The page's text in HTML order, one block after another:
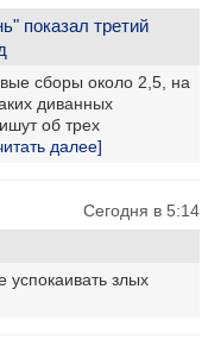
показал третий
сборы около 2,5, на
диванных
об трех
далее]
Сегодня в 5:14
успокаивать злых